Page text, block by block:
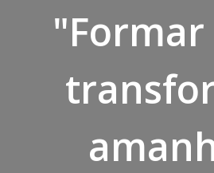
"Formar